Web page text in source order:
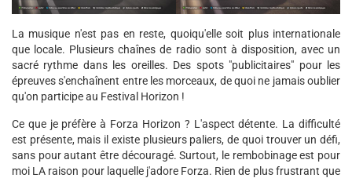
La musique n'est pas en reste, quoiqu'elle soit plus internationale
que locale. Plusieurs chaînes de radio sont à disposition, avec un
sacré rythme dans les oreilles. Des spots "publicitaires" pour les
épreuves s'enchaînent entre les morceaux, de quoi ne jamais oublier
qu'on participe au Festival Horizon !
Ce que je préfère à Forza Horizon ? L'aspect détente. La difficulté
est présente, mais il existe plusieurs paliers, de quoi trouver un défi,
sans pour autant être découragé. Surtout, le rembobinage est pour
moi LA raison pour laquelle j'adore Forza. Rien de plus frustrant que